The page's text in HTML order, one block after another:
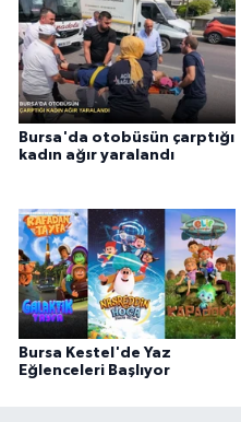
Bursa'da otobüsün çarptığı
kadın ağır yaralandı
Bursa Kestel'de Yaz
Eğlenceleri Başlıyor